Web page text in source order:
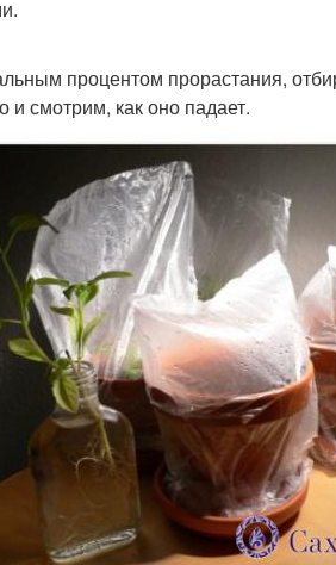
процентом прорастания,
и смотрим, как оно падает.